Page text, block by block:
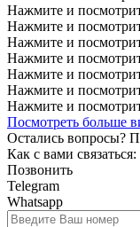
Нажмите и
Нажмите и
Нажмите и
Нажмите и
Нажмите и
Нажмите и
Нажмите и
Посмотреть больше
Остались вопросы?
Как с вами связаться:
Позвонить
Telegram
Whatsapp